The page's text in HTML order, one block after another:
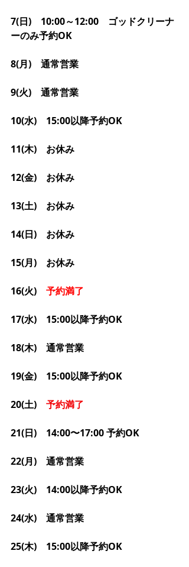
7(日)　10:00～12:00　ゴッドクリーナ
ーのみ予約OK
8(月)　通常営業
9(火)　通常営業
10(水)　15:00以降予約OK
11(木)　お休み
12(金)　お休み
13(土)　お休み
14(日)　お休み
15(月)　お休み
16(火) 予約満了
17(水)　15:00以降予約OK
18(木)　通常営業
19(金)　15:00以降予約OK
20(土) 予約満了
21(日)　14:00〜17:00 予約OK
22(月)　通常営業
23(火)　14:00以降予約OK
24(水)　通常営業
25(木)　15:00以降予約OK